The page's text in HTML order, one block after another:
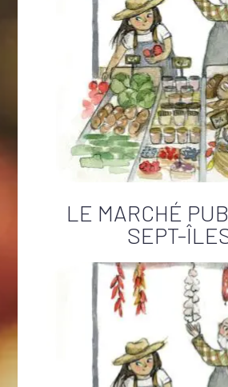
LE MARCHÉ
SEPT-